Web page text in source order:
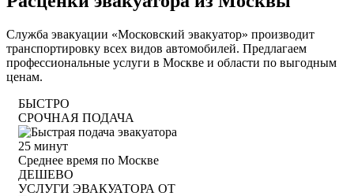
Служба эвакуации «Московский эвакуатор» производит
транспортировку всех видов автомобилей. Предлагаем
профессиональные услуги в Москве и области по выгодным
ценам.
БЫСТРО
СРОЧНАЯ ПОДАЧА
25 минут
Среднее время по Москве
ДЕШЕВО
УСЛУГИ ЭВАКУАТОРА ОТ